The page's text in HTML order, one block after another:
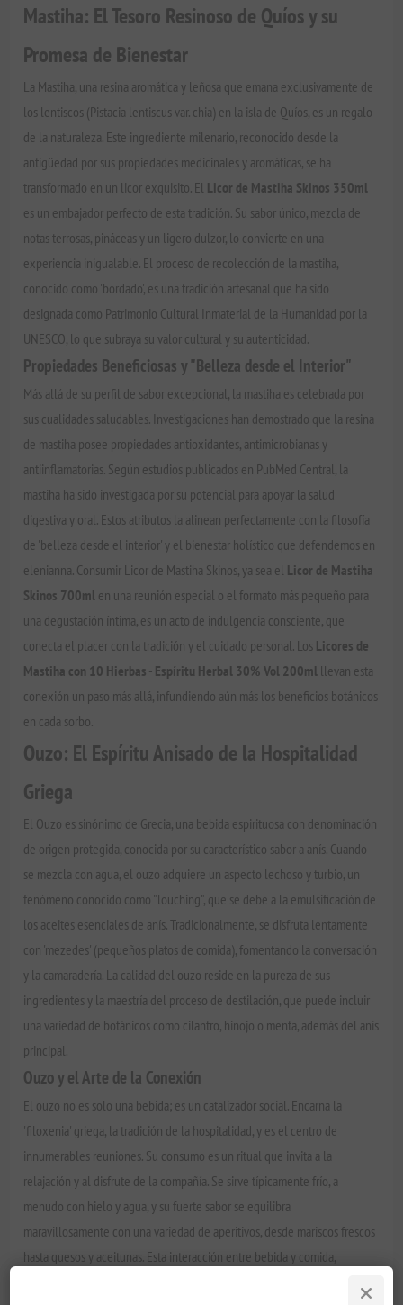
Mastiha: El Tesoro Resinoso de Quíos y su
Promesa de Bienestar
La Mastiha, una resina aromática y leñosa que emana exclusivamente de
los lentiscos (Pistacia lentiscus var. chia) en la isla de Quíos, es un regalo
de la naturaleza. Este ingrediente milenario, reconocido desde la
antigüedad por sus propiedades medicinales y aromáticas, se ha
transformado en un licor exquisito. El Licor de Mastiha Skinos 350ml
es un embajador perfecto de esta tradición. Su sabor único, mezcla de
notas terrosas, pináceas y un ligero dulzor, lo convierte en una
experiencia inigualable. El proceso de recolección de la mastiha,
conocido como 'bordado', es una tradición artesanal que ha sido
designada como Patrimonio Cultural Inmaterial de la Humanidad por la
UNESCO, lo que subraya su valor cultural y su autenticidad.
Propiedades Beneficiosas y "Belleza desde el Interior"
Más allá de su perfil de sabor excepcional, la mastiha es celebrada por
sus cualidades saludables. Investigaciones han demostrado que la resina
de mastiha posee propiedades antioxidantes, antimicrobianas y
antiinflamatorias. Según estudios publicados en PubMed Central, la
mastiha ha sido investigada por su potencial para apoyar la salud
digestiva y oral. Estos atributos la alinean perfectamente con la filosofía
de 'belleza desde el interior' y el bienestar holístico que defendemos en
elenianna. Consumir Licor de Mastiha Skinos, ya sea el Licor de Mastiha
Skinos 700ml en una reunión especial o el formato más pequeño para
una degustación íntima, es un acto de indulgencia consciente, que
conecta el placer con la tradición y el cuidado personal. Los Licores de
Mastiha con 10 Hierbas - Espíritu Herbal 30% Vol 200ml llevan esta
conexión un paso más allá, infundiendo aún más los beneficios botánicos
en cada sorbo.
Ouzo: El Espíritu Anisado de la Hospitalidad
Griega
El Ouzo es sinónimo de Grecia, una bebida espirituosa con denominación
de origen protegida, conocida por su característico sabor a anís. Cuando
se mezcla con agua, el ouzo adquiere un aspecto lechoso y turbio, un
fenómeno conocido como "louching", que se debe a la emulsificación de
los aceites esenciales de anís. Tradicionalmente, se disfruta lentamente
con 'mezedes' (pequeños platos de comida), fomentando la conversación
y la camaradería. La calidad del ouzo reside en la pureza de sus
ingredientes y la maestría del proceso de destilación, que puede incluir
una variedad de botánicos como cilantro, hinojo o menta, además del anís
principal.
Ouzo y el Arte de la Conexión
El ouzo no es solo una bebida; es un catalizador social. Encarna la
'filoxenia' griega, la tradición de la hospitalidad, y es el centro de
innumerables reuniones. Su consumo es un ritual que invita a la
relajación y al disfrute de la compañía. Se sirve típicamente frío, a
menudo con hielo y agua, y su fuerte sabor se equilibra
maravillosamente con una variedad de aperitivos, desde mariscos frescos
hasta quesos y aceitunas. Esta interacción entre bebida y comida,